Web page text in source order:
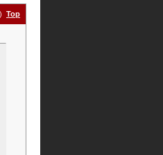
) Top